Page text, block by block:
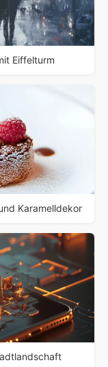
Eiffelturm
Karamelldekor